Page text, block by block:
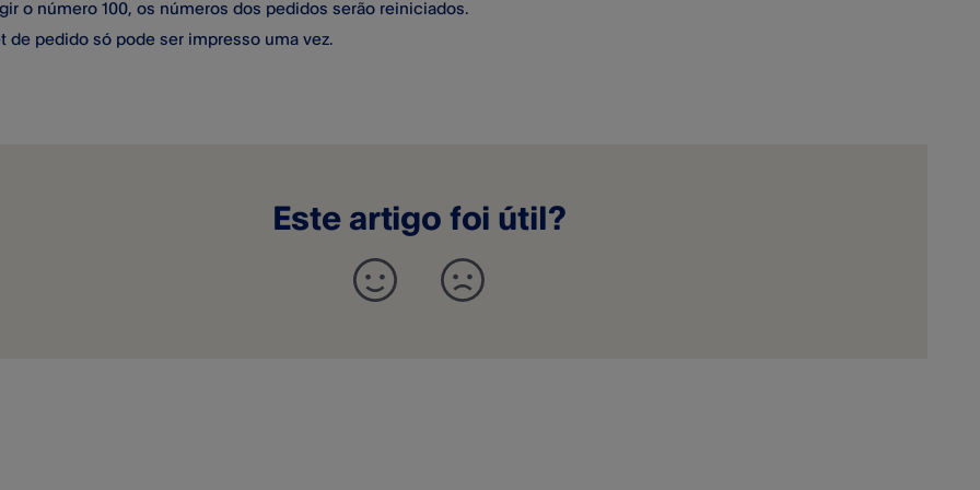
o número 100, os números dos pedidos serão reiniciados.
de pedido só pode ser impresso uma vez.
Este artigo foi útil?